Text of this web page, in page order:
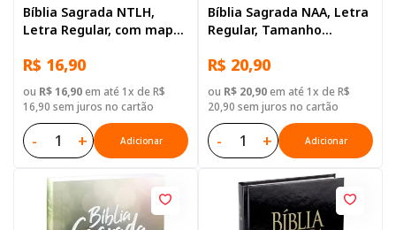
Bíblia Sagrada NTLH,
Letra Regular, com mapa,
R$ 16,90
ou R$ 16,90em até 1x de R$
16,90 sem juros no cartão
- + Adicionar
Bíblia Sagrada NAA, Letra
Regular, Tamanho
R$ 20,90
ou R$ 20,90em até 1x de R$
20,90 sem juros no cartão
- + Adicionar